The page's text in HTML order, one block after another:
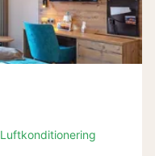
Luftkonditionering